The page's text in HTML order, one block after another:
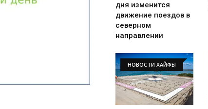
дня изменится
движение поездов в
северном
направлении
НОВОСТИ ХАЙФЫ